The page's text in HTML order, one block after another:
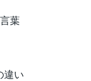
葉
違い